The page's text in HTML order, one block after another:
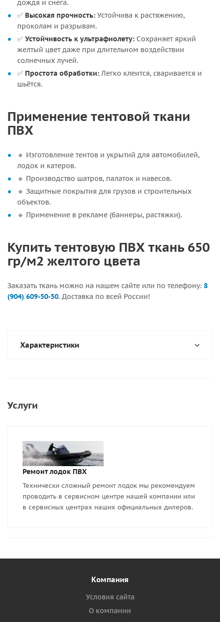
дождя и снега.
✅ Высокая прочность: Устойчива к растяжению,
проколам и разрывам.
✅ Устойчивость к ультрафиолету: Сохраняет яркий
желтый цвет даже при длительном воздействии
солнечных лучей.
✅ Простота обработки: Легко клеится, сваривается и
шьётся.
Применение тентовой ткани
ПВХ
🔹 Изготовление тентов и укрытий для автомобилей,
лодок и катеров.
🔹 Производство шатров, палаток и навесов.
🔹 Защитные покрытия для грузов и строительных
объектов.
🔹 Применение в рекламе (баннеры, растяжки).
Купить тентовую ПВХ ткань 650
гр/м2 желтого цвета
Заказать ткань можно на нашем сайте или по телефону: 8
(904) 609-50-50. Доставка по всей России!
Характеристики
Услуги
Ремонт лодок ПВХ
Технически сложный ремонт лодок мы рекомендуем
проводить в сервисном центре нашей компании или
в сервисных центрах наших официальных дилеров.
Компания
Условия сайта
О компании